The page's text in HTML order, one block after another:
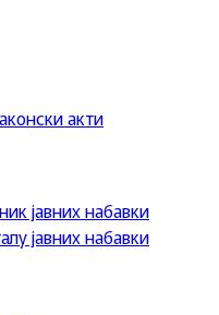
акти
јавних набавки
јавних набавки